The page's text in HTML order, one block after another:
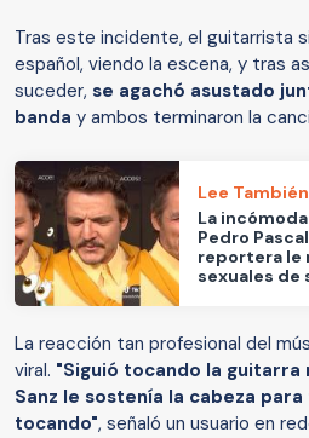
Tras este incidente, el guitarrista
español, viendo la escena, y tras
suceder, se agachó asustado
banda y ambos terminaron la
Lee También
La
Pedro
reportera le
sexuales de
La reacción tan profesional del
viral. "Siguió tocando la
Sanz le sostenía la cabeza
tocando", señaló un usuario en